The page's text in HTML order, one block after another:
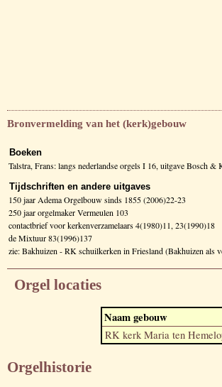
Bronvermelding van het (kerk)gebouw
Boeken
Talstra, Frans: langs nederlandse orgels I 16, uitgave Bosch &
Tijdschriften en andere uitgaves
150 jaar Adema Orgelbouw sinds 1855 (2006)22-23
250 jaar orgelmaker Vermeulen 103
contactbrief voor kerkenverzamelaars 4(1980)11, 23(1990)18
de Mixtuur 83(1996)137
zie: Bakhuizen - RK schuilkerken in Friesland (Bakhuizen als
Orgel locaties
Naam gebouw
RK kerk Maria ten
Orgelhistorie